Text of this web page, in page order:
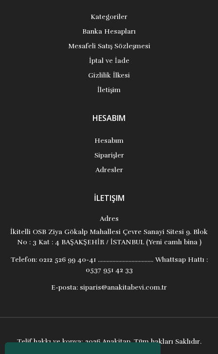
Kategoriler
Banka Hesapları
Mesafeli Satış Sözleşmesi
İptal ve İade
Gizlilik İlkesi
İletişim
HESABIM
Hesabım
Siparişler
Adresler
İLETIŞIM
Adres
İkitelli OSB Ziya Gökalp Mahallesi Çevre Sanayi Sitesi 9. Blok
No : 3 Kat : 4 BAŞAKŞEHİR / İSTANBUL (Yeni camlı bina )
Telefon:0212 526 99 40-41 ...................................... Whattsap Hattı :
0537 951 42 33
E-posta: siparis@anakitabevi.com.tr
Telif hakkı ve kopya; 2026 Anakitap. Tüm hakları Saklıdır.